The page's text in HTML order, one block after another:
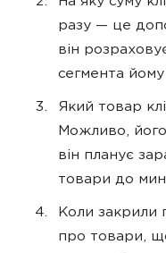
разу — це
він
сегмента
Який товар
Можливо, його
він планує
товари до
Коли
про товари,